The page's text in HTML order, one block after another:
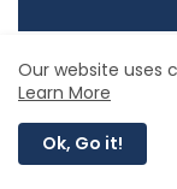
Our website uses
Learn More
Ok, Go it!